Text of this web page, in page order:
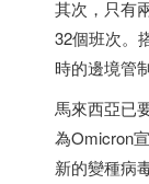
其次，只有
32個班次。
時的邊境管
馬來西亞已
為Omicron
新的變種病